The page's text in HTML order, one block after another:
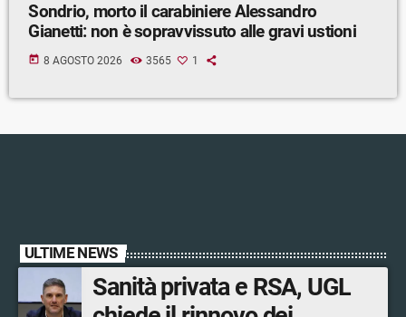
Sondrio, morto il carabiniere Alessandro
Gianetti: non è sopravvissuto alle gravi ustioni
today 8 AGOSTO 2026 3565 1
ULTIME NEWS
Sanità privata e RSA, UGL